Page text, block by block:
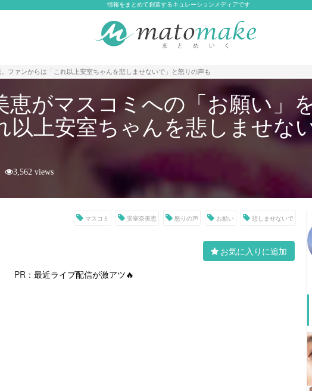
情報をまとめて創造するキュレーションメディアです
ファンからは「これ以上安室ちゃんを悲しませないで」と怒りの声も
恵がマスコミへの「お願い」
以上安室ちゃんを悲しませな
3,562 views
マスコミ 安室奈美恵 怒りの声 お願い 悲しませないで
お気に入りに追加
PR： 最近ライブ配信が激アツ🔥